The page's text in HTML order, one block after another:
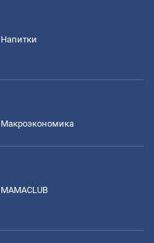
Напитки
Mакроэкономика
MAMACLUB